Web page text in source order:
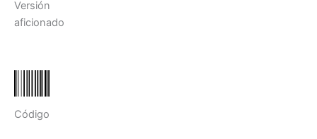
Versión
aficionado
Código